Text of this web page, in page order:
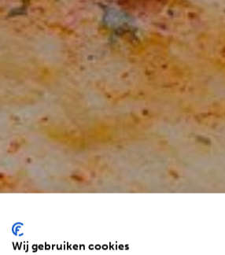
Wij gebruiken cookies